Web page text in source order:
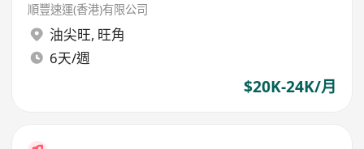
順豐速運(香港)有限公司
油尖旺, 旺角
6天/週
$20K-24K/月